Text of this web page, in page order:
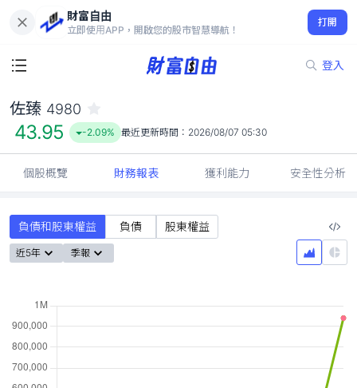
財富自由
立即使用APP，開啟您的股市智慧導航！
打開
登入
43.95
-2.09%
佐臻 4980
43.95 -2.09% 最近更新時間： 2026/08/07 05:30
個股概覽 財務報表 獲利能力 安全性分析
負債和股東權益 負債 股東權益
近5年 季報